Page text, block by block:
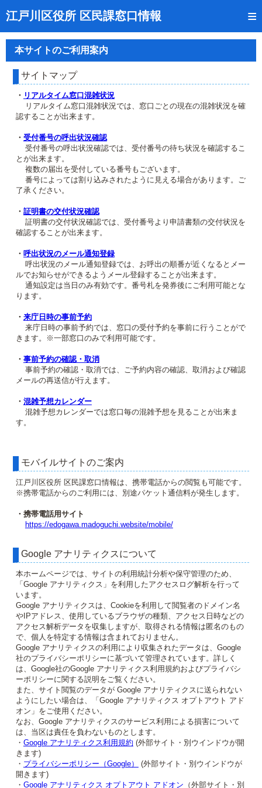
江戸川区役所 区民課窓口情報
トップページ
受付番号の呼出状況確認
証明書の交付状況確認
呼出状況のメール通知登録
来庁日時の事前予約
事前予約の確認・取消
混雑予想カレンダー
本サイトのご利用案内
本サイトのご利用案内
サイトマップ
・ リアルタイム窓口混雑状況
リアルタイム窓口混雑状況では、窓口ごとの現在の混雑状況を確
認することが出来ます。
・ 受付番号の呼出状況確認
受付番号の呼出状況確認では、受付番号の待ち状況を確認するこ
とが出来ます。
複数の届出を受付している番号もございます。
番号によっては割り込みされたように見える場合があります。ご
了承ください。
・ 証明書の交付状況確認
証明書の交付状況確認では、受付番号より申請書類の交付状況を
確認することが出来ます。
・ 呼出状況のメール通知登録
呼出状況のメール通知登録では、お呼出の順番が近くなるとメー
ルでお知らせができるようメール登録することが出来ます。
通知設定は当日のみ有効です。番号札を発券後にご利用可能とな
ります。
・ 来庁日時の事前予約
来庁日時の事前予約では、窓口の受付予約を事前に行うことがで
きます。※一部窓口のみで利用可能です。
・ 事前予約の確認・取消
事前予約の確認・取消では、ご予約内容の確認、取消および確認
メールの再送信が行えます。
・ 混雑予想カレンダー
混雑予想カレンダーでは窓口毎の混雑予想を見ることが出来ま
す。
モバイルサイトのご案内
江戸川区役所 区民課窓口情報は、携帯電話からの閲覧も可能です。
※携帯電話からのご利用には、別途パケット通信料が発生します。
・携帯電話用サイト
https://edogawa.madoguchi.website/mobile/
Google アナリティクスについて
本ホームページでは、サイトの利用統計分析や保守管理のため、
「Google アナリティクス」を利用したアクセスログ解析を行って
います。
Google アナリティクスは、Cookieを利用して閲覧者のドメイン名
やIPアドレス、使用しているブラウザの種類、アクセス日時などの
アクセス解析データを収集しますが、取得される情報は匿名のもの
で、個人を特定する情報は含まれておりません。
Google アナリティクスの利用により収集されたデータは、Google
社のプライバシーポリシーに基づいて管理されています。詳しく
は、Google社のGoogle アナリティクス利用規約およびプライバシ
ーポリシーに関する説明をご覧ください。
また、サイト閲覧のデータが Google アナリティクスに送られない
ようにしたい場合は、「Google アナリティクス オプトアウト アド
オン」をご使用ください。
なお、Google アナリティクスのサービス利用による損害について
は、当区は責任を負わないものとします。
・ Google アナリティクス利用規約 (外部サイト・別ウインドウが開
きます)
・ プライバシーポリシー（Google）
(外部サイト・別ウインドウが
開きます)
・ Google アナリティクス オプトアウト アドオン （外部サイト・別